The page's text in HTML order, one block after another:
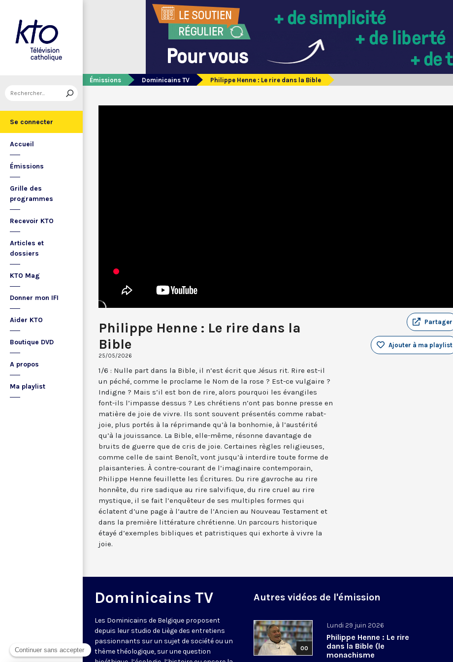
Se connecter
Accueil
Émissions
Grille des
programmes
Recevoir KTO
Articles et
dossiers
KTO Mag
Donner mon IFI
Aider KTO
Boutique DVD
A propos
Ma playlist
Émissions Dominicains TV Philippe Henne : Le rire dans la Bible
Philippe Henne : Le rire dans la
Bible
25/05/2026
Partager
Ajouter à ma playlist
1/6 : Nulle part dans la Bible, il n’est écrit que Jésus rit. Rire est-il
un péché, comme le proclame le Nom de la rose ? Est-ce vulgaire ?
Indigne ? Mais s’il est bon de rire, alors pourquoi les évangiles
font-ils l’impasse dessus ? Les chrétiens n’ont pas bonne presse en
matière de joie de vivre. Ils sont souvent présentés comme rabat-
joie, plus portés à la réprimande qu’à la bonhomie, à l’austérité
qu’à la jouissance. La Bible, elle-même, résonne davantage de
bruits de guerre que de cris de joie. Certaines règles religieuses,
comme celle de saint Benoît, vont jusqu’à interdire toute forme de
plaisanteries. À contre-courant de l’imaginaire contemporain,
Philippe Henne feuillette les Écritures. Du rire gavroche au rire
honnête, du rire sadique au rire salvifique, du rire cruel au rire
mystique, il se fait l’enquêteur de ses multiples formes qui
éclatent d’une page à l’autre de l’Ancien au Nouveau Testament et
dans la première littérature chrétienne. Un parcours historique
étayé d’exemples bibliques et patristiques qui exhorte à vivre la
joie.
Dominicains TV
Les Dominicains de Belgique proposent
depuis leur studio de Liège des entretiens
passionnants sur un sujet de société ou un
thème théologique, sur une question
Autres vidéos de l'émission
00
Lundi 29 juin 2026
Philippe Henne : Le rire
dans la Bible (le
monachisme